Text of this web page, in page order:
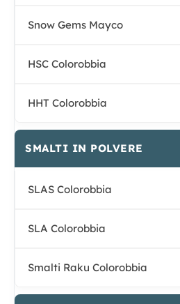
Snow Gems Mayco
HSC Colorobbia
HHT Colorobbia
SMALTI IN POLVERE
SLAS Colorobbia
SLA Colorobbia
Smalti Raku Colorobbia